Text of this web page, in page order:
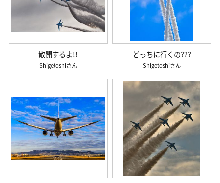
散開するよ!!
Shigetoshi
どっちに行くの???
Shigetoshi